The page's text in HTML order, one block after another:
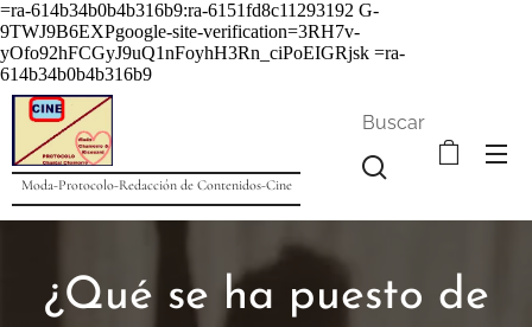
=ra-614b34b0b4b316b9:ra-6151fd8c11293192 G-
9TWJ9B6EXPgoogle-site-verification=3RH7v-
yOfo92hFCGyJ9uQ1nFoyhH3Rn_ciPoEIGRjsk =ra-
614b34b0b4b316b9
Moda-Protocolo-Redacción de Contenidos-Cine
Buscar
¿Qué se ha puesto de